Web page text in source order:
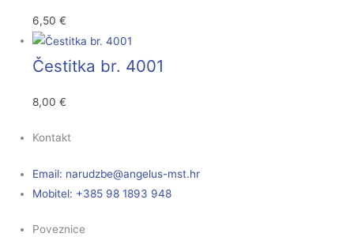
6,50€
Čestitka br. 4001
8,00€
Kontakt
Email: rh.tsm-sulegna
@ebzduran
Mobitel: +385 98 1893 948
Poveznice